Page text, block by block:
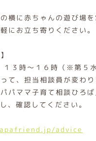
横に赤ちゃんの遊び場
にお立ち寄りください。
１３時～１６時（※第５
、担当相談員が変わり
パママ子育て相談ひろ
、確認してください。
advice